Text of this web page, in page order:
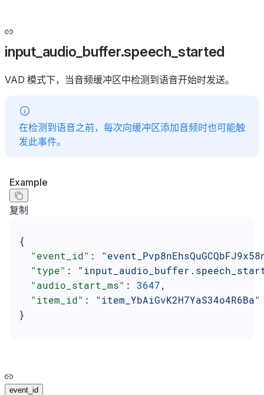
input_audio_buffer.speech_started
VAD 模式下，当音频缓冲区中检测到语音开始时发送。
在检测到语音之前，每次向缓冲区添加音频时也可能触
发此事件。
Example
复制
{
  "event_id"
:
  "type"
:
  "audio_start_ms"
: 3647,
  "item_id"
: "item_YbAiGvK2H7YaS34o4R6Ba"
}
event_id